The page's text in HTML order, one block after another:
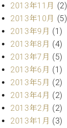
ス
お
問
い
合
せ
ア
2013年11月 (2)
2013年10月 (5)
2013年9月 (1)
2013年8月 (4)
2013年7月 (5)
2013年6月 (1)
2013年5月 (2)
2013年4月 (2)
2013年2月 (2)
2013年1月 (3)